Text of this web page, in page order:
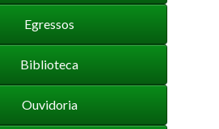
Egressos
Biblioteca
Ouvidoria